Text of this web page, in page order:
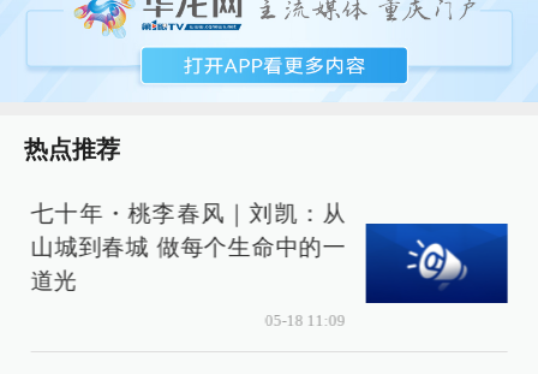
热点推荐
七十年・桃李春风｜刘凯：从
山城到春城 做每个生命中的一
道光
05-18 11:09